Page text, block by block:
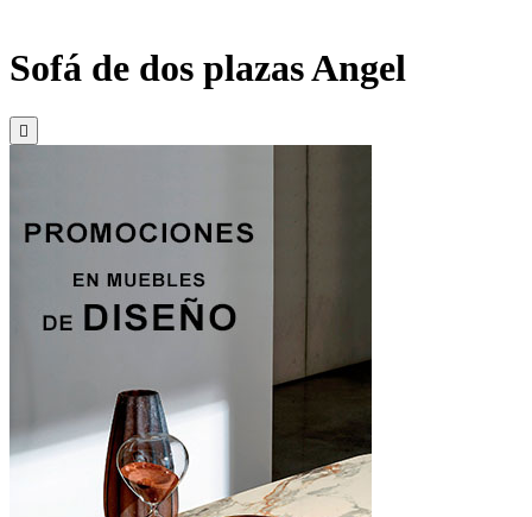
Sofá de dos plazas Angel
